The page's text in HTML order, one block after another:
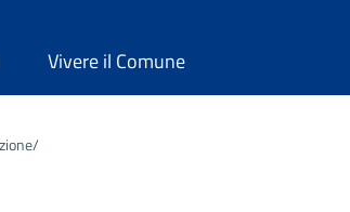
Vivere il Comune